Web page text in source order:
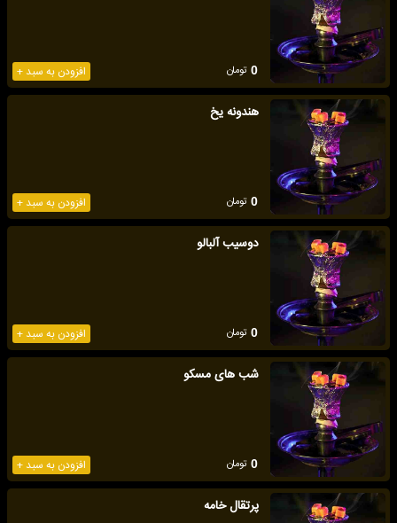
افزودن به سبد + 0 تومان
هندونه یخ
افزودن به سبد + 0 تومان
دوسیب آلبالو
افزودن به سبد + 0 تومان
شب های مسکو
افزودن به سبد + 0 تومان
پرتقال خامه